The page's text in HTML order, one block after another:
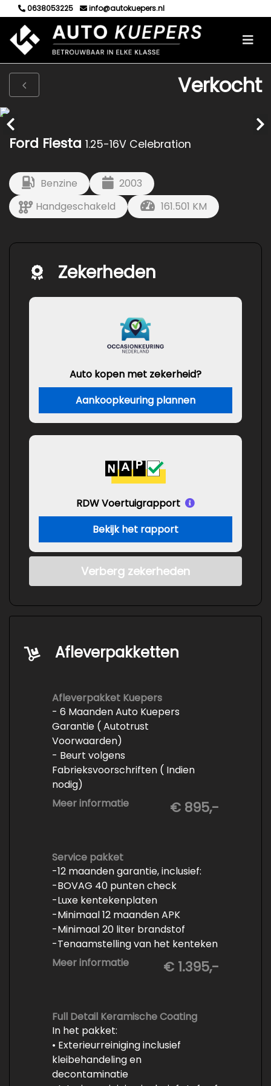
0638053225 info@autokuepers.nl
Verkocht
Ford Fiesta 1.25-16V Celebration
Benzine
2003
Handgeschakeld
161.501 KM
Zekerheden
Auto kopen met zekerheid?
Aankoopkeuring plannen
RDW Voertuigrapport
Bekijk het rapport
Verberg zekerheden
Afleverpakketten
Afleverpakket Kuepers
- 6 Maanden Auto Kuepers
Garantie ( Autotrust
Voorwaarden)
- Beurt volgens
Fabrieksvoorschriften ( Indien
nodig)
- Minimaal 6 maanden APK
- Minimaal 3 mm banden profiel
vrijwaren
- Volledige inspectie
- Poetsen binnen en buiten
Meer informatie € 895,-
Service pakket
-12 maanden garantie, inclusief:
-BOVAG 40 punten check
-Luxe kentekenplaten
-Minimaal 12 maanden APK
-Minimaal 20 liter brandstof
-Tenaamstelling van het kenteken
-Vrijwaren van de inruilauto
polijsten
Meer informatie € 1.395,-
Full Detail Keramische Coating
In het pakket:
• Exterieurreiniging inclusief
kleibehandeling en
decontaminatie